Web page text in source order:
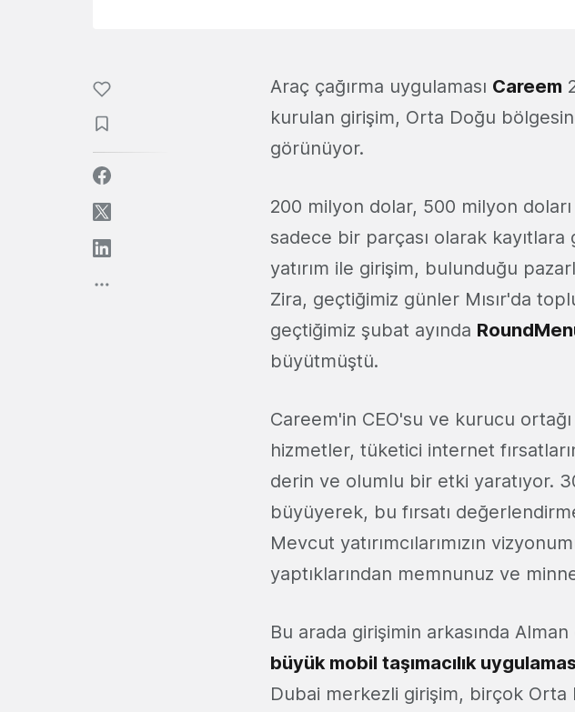
Araç çağırma uygulaması Careem
kurulan girişim, Orta Doğu
görünüyor.
200 milyon dolar, 500 milyon
sadece bir parçası olarak kayıtlara
yatırım ile girişim, bulunduğu
Zira, geçtiğimiz günler Mısır'da
geçtiğimiz şubat ayında
büyütmüştü.
Careem'in CEO'su ve kurucu
hizmetler, tüketici internet
derin ve olumlu bir etki yaratıyor.
büyüyerek, bu fırsatı
Mevcut yatırımcılarımızın
yaptıklarından memnunuz ve
Bu arada girişimin arkasında
büyük mobil taşımacılık
Dubai merkezli girişim, birçok